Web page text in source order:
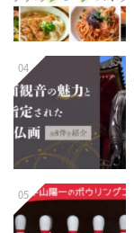
04
05